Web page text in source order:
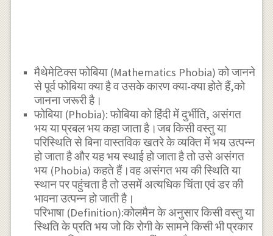
मैथेमेटिक्स फोबिया (Mathematics Phobia) को जानने
से पूर्व फोबिया क्या है व उसके कारण क्या-क्या होते हैं,को
जानना जरूरी है।
फोबिया (Phobia): फोबिया को हिंदी में दुर्भीति, असंगत
भय या प्रबल भय कहा जाता है।जब किसी वस्तु या
परिस्थिति से बिना वास्तविक खतरे के व्यक्ति में भय उत्पन्न
हो जाता है और यह भय स्थाई हो जाता है तो उसे असंगत
भय (Phobia) कहते हैं।वह असंगत भय की स्थिति या
स्थान पर पहुंचता है तो उसमें अत्यधिक चिंता एवं डर की
भावना उत्पन्न हो जाती है।
परिभाषा (Definition):कोलमैन के अनुसार किसी वस्तु या
स्थिति के प्रति भय जो कि रोगी के सामने किसी भी प्रकार